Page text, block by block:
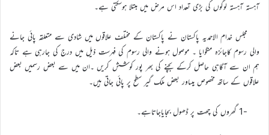
آہستہ آہستہ لوگوں کی بڑی تعداد اس مرض میں مبتلا ہوسکتی ہے۔
مجلس خدام الاحمدیہ پاکستان نے پاکستان کے مختلف علاقوں میں شادی سے متعلقہ پائی جانے
والی رسوم کاجائزہ منگوایا ۔ موصول ہونے والی رسوم کی فہرست ذیل میں درج کی جارہی ہے تاکہ
ہم ان سے آگاہی حاصل کرکے بچنے کی بھر پور کوشش کریں ۔ان میں سے بعض رسمیں بعض
علاقوں کے ساتھ مخصوص ہیںاور بعض ملک گیر سطح پر پائی جاتی ہیں۔
-1 گھروں کی چھت پر ڈھول بجایاجاتاہے۔